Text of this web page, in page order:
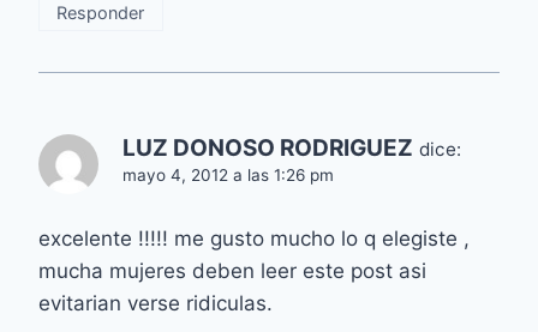
Responder
LUZ DONOSO RODRIGUEZ dice:
mayo 4, 2012 a las 1:26 pm
excelente !!!!! me gusto mucho lo q elegiste ,
mucha mujeres deben leer este post asi
evitarian verse ridiculas.